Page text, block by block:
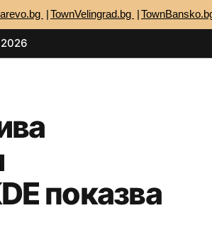
TownVelingrad.bg
показва